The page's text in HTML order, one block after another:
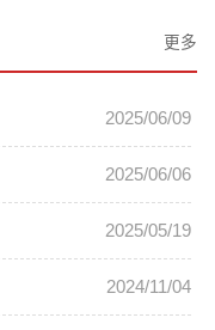
更多
2025/06/09
2025/06/06
2025/05/19
2024/11/04